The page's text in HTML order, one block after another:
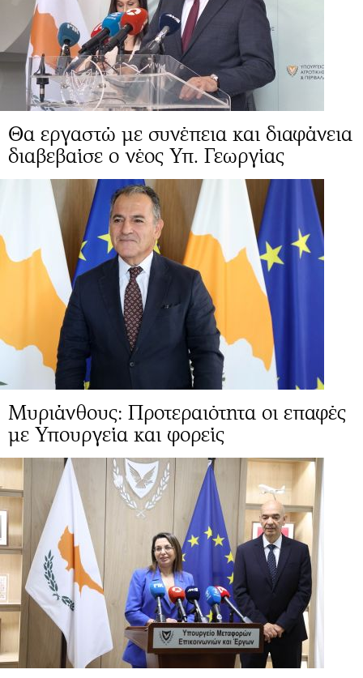
Θα εργαστώ με συνέπεια και διαφάνεια
διαβεβαίσε ο νέος Υπ. Γεωργίας
Μυριάνθους: Προτεραιότητα οι επαφές
με Υπουργεία και φορείς